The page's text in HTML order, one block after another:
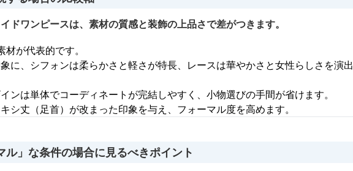
ドワンピースは、素材の質感と装飾の上品さで差がつきます。
が代表的です。
に、シフォンは柔らかさと軽さが特長、レースは華やかさと女性らしさを演出
ンは単体でコーディネートが完結しやすく、小物選びの手間が省けます。
シ丈（足首）が改まった印象を与え、フォーマル度を高めます。
ル」な条件の場合に見るべきポイント